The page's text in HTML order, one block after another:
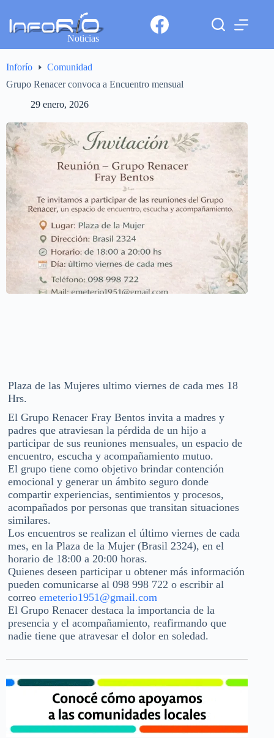
Noticias
Inforío
Comunidad
Grupo Renacer convoca a Encuentro mensual
29 enero, 2026
Plaza de las Mujeres ultimo viernes de cada mes 18
Hrs.
El Grupo Renacer Fray Bentos invita a madres y
padres que atraviesan la pérdida de un hijo a
participar de sus reuniones mensuales, un espacio de
encuentro, escucha y acompañamiento mutuo.
El grupo tiene como objetivo brindar contención
emocional y generar un ámbito seguro donde
compartir experiencias, sentimientos y procesos,
acompañados por personas que transitan situaciones
similares.
Los encuentros se realizan el último viernes de cada
mes, en la Plaza de la Mujer (Brasil 2324), en el
horario de 18:00 a 20:00 horas.
Quienes deseen participar u obtener más información
pueden comunicarse al 098 998 722 o escribir al
correo emeterio1951@gmail.com
El Grupo Renacer destaca la importancia de la
presencia y el acompañamiento, reafirmando que
nadie tiene que atravesar el dolor en soledad.